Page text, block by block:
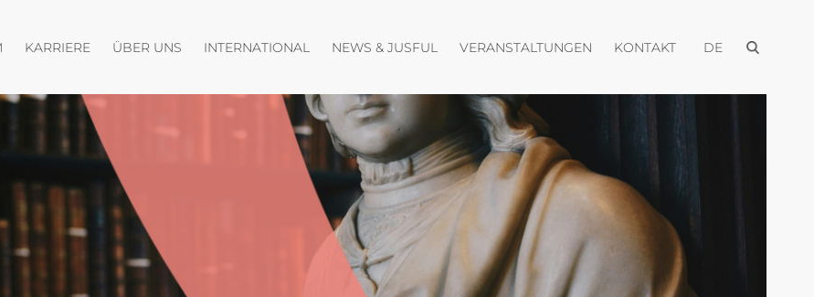
KARRIEREMenü öffnen
ÜBER UNS Menü öffnen
INTERNATIONAL Menü öffnen
NEWS & JUSFUL Menü öffnen
VERANSTALTUNGEN Menü öffnen
KONTAKTMenü öffnen
DE Menü öffnen